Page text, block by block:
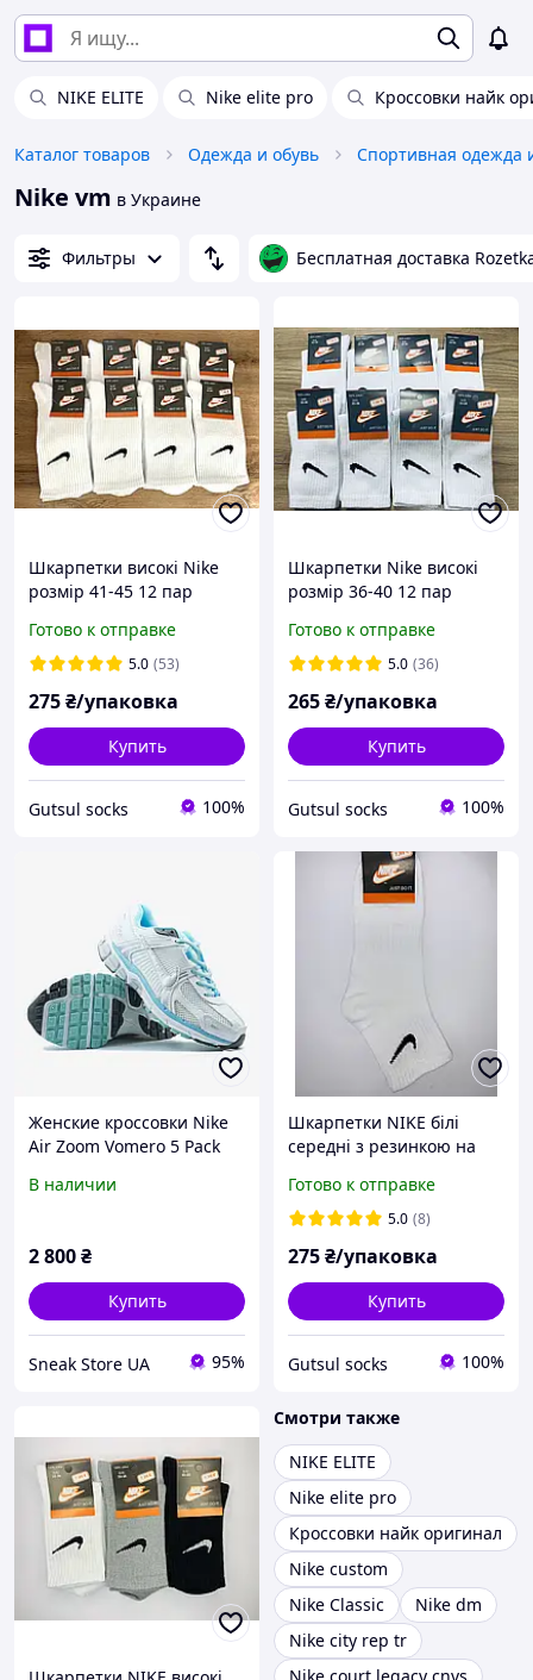
NIKE ELITE Nike elite pro Кроссовки найк
Каталог товаров Одежда и обувь Спортивная одежда
Nike vm в Украине
Фильтры Бесплатная доставка
Шкарпетки високі Nike
розмір 41-45 12 пар
Готово к отправке
5.0 (53)
275₴/упаковка
Купить
Gutsul socks 100%
Шкарпетки Nike високі
розмір 36-40 12 пар
Готово к отправке
5.0 (36)
265₴/упаковка
Купить
Gutsul socks 100%
Женские кроссовки Nike
Air Zoom Vomero 5 Pack
В наличии
2 800₴
Купить
Sneak Store UA 95%
Шкарпетки NIKE білі
середні з резинкою на
Готово к отправке
5.0 (8)
275₴/упаковка
Купить
Gutsul socks 100%
Смотри также
NIKE ELITE
Nike elite pro
Кроссовки найк оригинал
Nike custom
Nike Classic
Nike dm
Nike city rep tr